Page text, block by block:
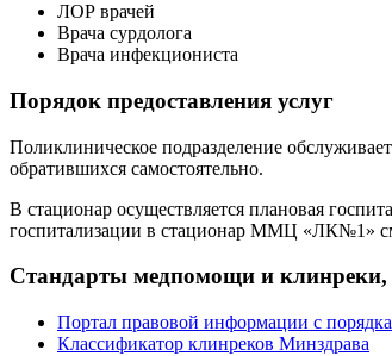
ЛОР врачей
Врача сурдолога
Врача инфекциониста
Порядок предоставления услуг
Поликлиническое подразделение
обратившихся самостоятельно.
В стационар осуществляется плановая
госпитализации в стационар ММЦ «ЛК№1»
Стандарты медпомощи и
Портал правовой информации с
Классификатор клинреков Минздрава